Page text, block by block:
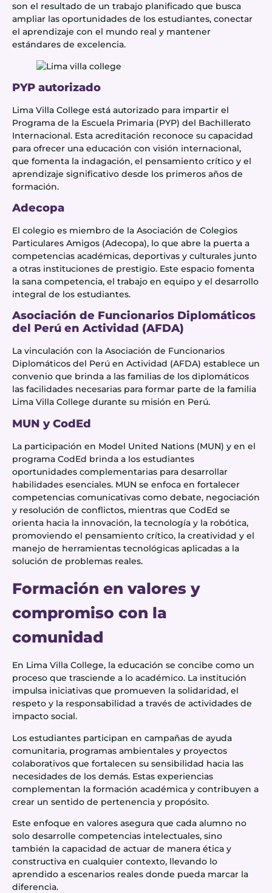
son el resultado de un trabajo planificado que busca
ampliar las oportunidades de los estudiantes, conectar
el aprendizaje con el mundo real y mantener
estándares de excelencia.
PYP autorizado
Lima Villa College está autorizado para impartir el
Programa de la Escuela Primaria (PYP) del Bachillerato
Internacional. Esta acreditación reconoce su capacidad
para ofrecer una educación con visión internacional,
que fomenta la indagación, el pensamiento crítico y el
aprendizaje significativo desde los primeros años de
formación.
Adecopa
El colegio es miembro de la Asociación de Colegios
Particulares Amigos (Adecopa), lo que abre la puerta a
competencias académicas, deportivas y culturales junto
a otras instituciones de prestigio. Este espacio fomenta
la sana competencia, el trabajo en equipo y el desarrollo
integral de los estudiantes.
Asociación de Funcionarios Diplomáticos
del Perú en Actividad (AFDA)
La vinculación con la Asociación de Funcionarios
Diplomáticos del Perú en Actividad (AFDA) establece un
convenio que brinda a las familias de los diplomáticos
las facilidades necesarias para formar parte de la familia
Lima Villa College durante su misión en Perú.
MUN y CodEd
La participación en Model United Nations (MUN) y en el
programa CodEd brinda a los estudiantes
oportunidades complementarias para desarrollar
habilidades esenciales. MUN se enfoca en fortalecer
competencias comunicativas como debate, negociación
y resolución de conflictos, mientras que CodEd se
orienta hacia la innovación, la tecnología y la robótica,
promoviendo el pensamiento crítico, la creatividad y el
manejo de herramientas tecnológicas aplicadas a la
solución de problemas reales.
Formación en valores y
compromiso con la
comunidad
En Lima Villa College, la educación se concibe como un
proceso que trasciende a lo académico. La institución
impulsa iniciativas que promueven la solidaridad, el
respeto y la responsabilidad a través de actividades de
impacto social.
Los estudiantes participan en campañas de ayuda
comunitaria, programas ambientales y proyectos
colaborativos que fortalecen su sensibilidad hacia las
necesidades de los demás. Estas experiencias
complementan la formación académica y contribuyen a
crear un sentido de pertenencia y propósito.
Este enfoque en valores asegura que cada alumno no
solo desarrolle competencias intelectuales, sino
también la capacidad de actuar de manera ética y
constructiva en cualquier contexto, llevando lo
aprendido a escenarios reales donde pueda marcar la
diferencia.